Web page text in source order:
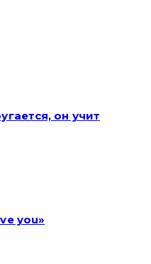
он учит
you»